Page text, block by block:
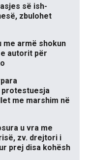
së ish-
zbulohet
me armë shokun
autorit për
protestuesja
me marshim në
u vra me
zv. drejtori i
prej disa kohësh